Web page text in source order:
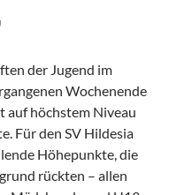
der Jugend im
Wochenende
auf höchstem Niveau
Für den SV Hildesia
Höhepunkte, die
rückten – allen